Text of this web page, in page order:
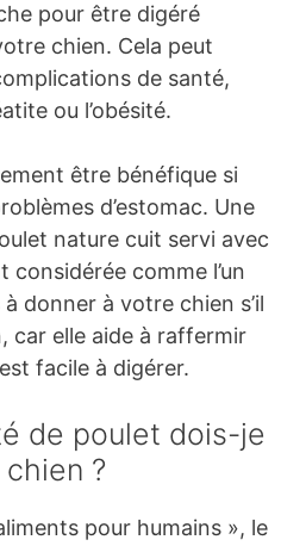
pour être digéré
chien. Cela peut
de santé,
ou l’obésité.
être bénéfique si
d’estomac. Une
nature cuit servi avec
considérée comme l’un
donner à votre chien s’il
car elle aide à raffermir
facile à digérer.
de poulet dois-je
?
pour humains », le